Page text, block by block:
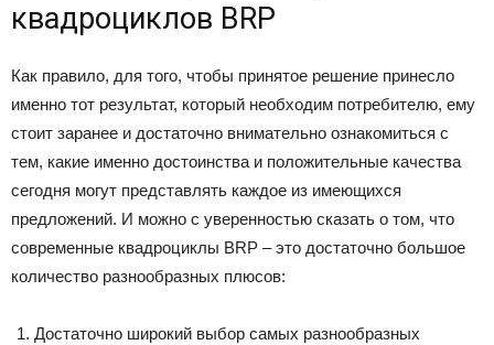
квадроциклов BRP
Как правило, для того, чтобы принятое решение принесло
именно тот результат, который необходим потребителю, ему
стоит заранее и достаточно внимательно ознакомиться с
тем, какие именно достоинства и положительные качества
сегодня могут представлять каждое из имеющихся
предложений. И можно с уверенностью сказать о том, что
современные квадроциклы BRP – это достаточно большое
количество разнообразных плюсов:
Достаточно широкий выбор самых разнообразных